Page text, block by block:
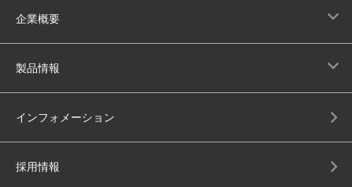
企業概要
製品情報
インフォメーション
採用情報